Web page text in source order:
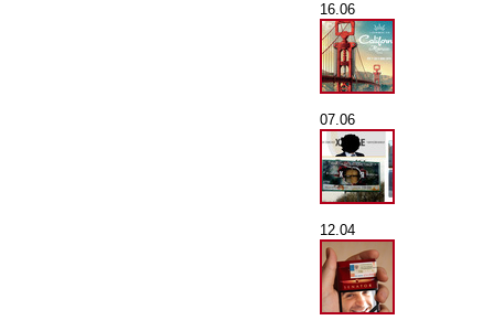
16.06
07.06
12.04